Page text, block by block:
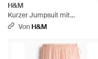
H&M
Kurzer Jumpsuit mit
Neckholder und Spitzenbesatz
Von H&M